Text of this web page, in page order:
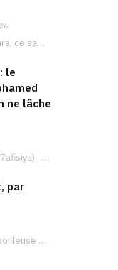
Le palais d’Ennejma Ezzahra, ce sanctuaire de la musique tunisienne et méditerranéenne construit par le…
le
ne lâche
Le cave de Hafisa (9abou 7afisiya), premier roman du journaliste tunisien Mohamed Amine Ben Hlel,…
par
Francesca Albanese, rapporteuse spéciale de l’ONU sur les territoires palestiniens occupés, était à Tunis pour…